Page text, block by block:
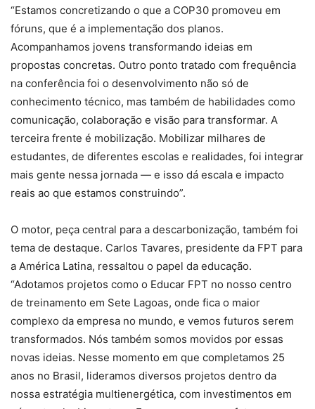
“Estamos concretizando o que a COP30 promoveu em
fóruns, que é a implementação dos planos.
Acompanhamos jovens transformando ideias em
propostas concretas. Outro ponto tratado com frequência
na conferência foi o desenvolvimento não só de
conhecimento técnico, mas também de habilidades como
comunicação, colaboração e visão para transformar. A
terceira frente é mobilização. Mobilizar milhares de
estudantes, de diferentes escolas e realidades, foi integrar
mais gente nessa jornada — e isso dá escala e impacto
reais ao que estamos construindo”.
O motor, peça central para a descarbonização, também foi
tema de destaque. Carlos Tavares, presidente da FPT para
a América Latina, ressaltou o papel da educação.
“Adotamos projetos como o Educar FPT no nosso centro
de treinamento em Sete Lagoas, onde fica o maior
complexo da empresa no mundo, e vemos futuros serem
transformados. Nós também somos movidos por essas
novas ideias. Nesse momento em que completamos 25
anos no Brasil, lideramos diversos projetos dentro da
nossa estratégia multienergética, com investimentos em